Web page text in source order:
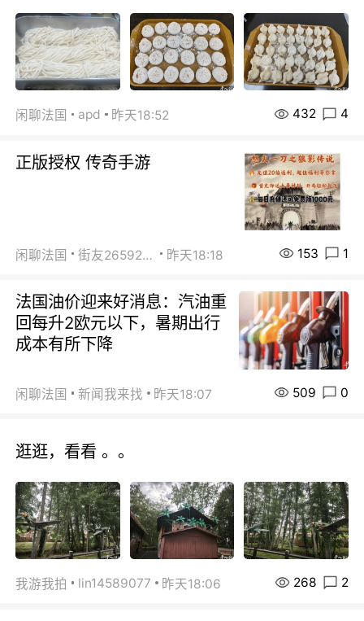
闲聊法国 apd 昨天18:52 432 4
正版授权 传奇手游
闲聊法国 街友26592800 昨天18:18 153 1
法国油价迎来好消息：汽油重
回每升2欧元以下，暑期出行
成本有所下降
闲聊法国 新闻我来找 昨天18:07 509 0
逛逛，看看 。。
我游我拍 lin14589077 昨天18:06 268 2